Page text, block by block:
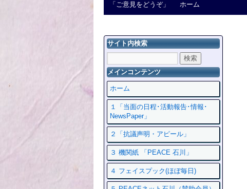
「ご意見をどうぞ」 ホーム
サイト内検索
メインコンテンツ
ホーム
１「当面の日程･活動報告･情報･
NewsPaper」
２「抗議声明・アピール」
３ 機関紙 「PEACE 石川」
４ フェイスプック(ほぼ毎日)